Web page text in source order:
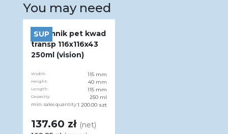
You may need
SUP
Pojemnik pet kwad
transp 116x116x43
250ml (vision)
Width: 115 mm
Height: 40 mm
Length: 115 mm
Capacity: 250 ml
min. sales quantity:1 200.00 szt
137.60 zł (net)